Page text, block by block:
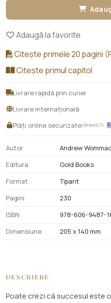
Adaugă la favorite
Citește primele 20 pagini
Citește primul capitol
Livrare rapidă prin curier
Livrare internațională
Plăți online securizate
Autor
Andrew
Editura
Gold Books
Format
Tiparit
Pagini
230
ISBN
978-606-9487-
Dimensiune
205 x 140 mm
DESCRIERE
Poate crezi că succesul este